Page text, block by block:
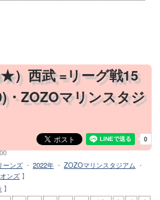
）西武 =リーグ戦15
・ZOZOマリンスタジ
ーンズ ・ 2022年 ・ ZOZOマリンスタジアム ・
ンズ 】
】